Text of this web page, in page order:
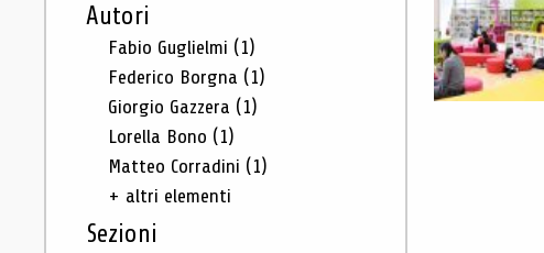
Autori
Fabio Guglielmi (1)
Federico Borgna (1)
Giorgio Gazzera (1)
Lorella Bono (1)
Matteo Corradini (1)
+ altri elementi
Sezioni